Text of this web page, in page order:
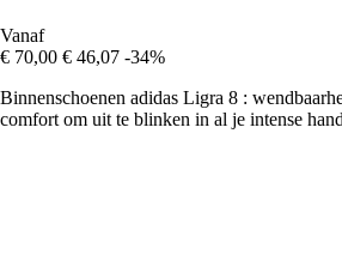
Vanaf
€ 70,00 € 46,07 -34%
Binnenschoenen adidas Ligra 8 :
comfort om uit te blinken in al je intense